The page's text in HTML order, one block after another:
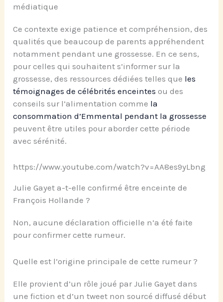
médiatique
Ce contexte exige patience et compréhension, des
qualités que beaucoup de parents appréhendent
notamment pendant une grossesse. En ce sens,
pour celles qui souhaitent s’informer sur la
grossesse, des ressources dédiées telles que les
témoignages de célébrités enceintes ou des
conseils sur l’alimentation comme la
consommation d’Emmental pendant la grossesse
peuvent être utiles pour aborder cette période
avec sérénité.
https://www.youtube.com/watch?v=AA8es9yLbng
Julie Gayet a-t-elle confirmé être enceinte de
François Hollande ?
Non, aucune déclaration officielle n’a été faite
pour confirmer cette rumeur.
Quelle est l’origine principale de cette rumeur ?
Elle provient d’un rôle joué par Julie Gayet dans
une fiction et d’un tweet non sourcé diffusé début